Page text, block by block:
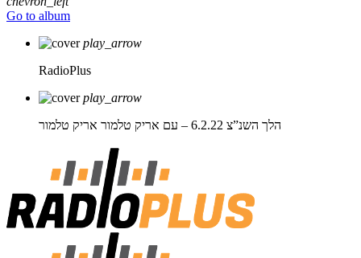
Go to album
play_arrow
RadioPlus
play_arrow
הלך השנ”צ 6.2.22 – עם אריק טלמור
אריק טלמור